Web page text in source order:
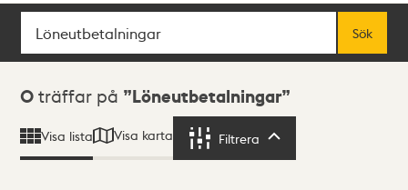
Sök
Sök
Sökresultat
0 träffar på Löneutbetalningar
Visa lista Visa karta Filtrera